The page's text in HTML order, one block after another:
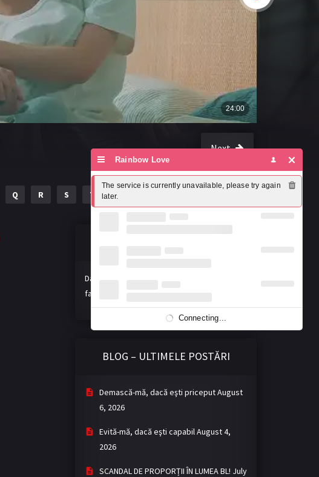
Next
Q R S T U
Dacă vă place activitatea noastră, ne puteți
face o donație voluntară. Mulțumim!
BLOG – ULTIMELE POSTĂRI
Demască-mă, dacă eşti priceputAugust
6, 2026
Evită-mă, dacă eşti capabilAugust 4,
2026
SCANDAL DE PROPORȚII ÎN LUMEA BL! July
Rainbow Love
The service is currently unavailable, please try again
later.
Connecting...